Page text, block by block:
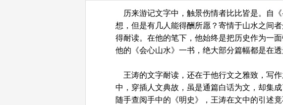
历来游记文字中，触景伤情者比比皆是。自
想，但是有几人能得酬所愿？寄情于山水之间
得耐读。在他的笔下，他始终是把历史作为一
他的《会心山水》一书，绝大部分篇幅都是在
王涛的文字耐读，还在于他行文之雅致，写
中，穿插人文典故，虽是通篇白话为文，却集
随手查阅手中的《明史》，王涛在文中的引述